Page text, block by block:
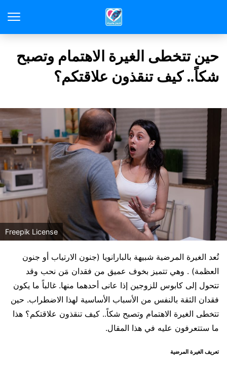
حين تتخطى الغيرة الاهتمام وتصبح
شكاً.. كيف تنقذون علاقتكم؟
Freepik License
تُعد الغيرة المرضية شبيهة بالبارانويا (جنون الارتياب أو جنون
العظمة) . وهي تتميز بخوف عميق من فقدان مَن نحب وقد
تتحول إلى كابوس للزوجين إذا عانى أحدهما منها. غالباً ما يكون
فقدان الثقة بالنفس من الأسباب الأساسية لهذا الاضطراب. حين
تتخطى الغيرة الاهتمام وتصبح شكاً.. كيف تنقذون علاقتكم؟ هذا
ما ستتعرفون عليه في هذا المقال.
تعريف الغيرة المرضية